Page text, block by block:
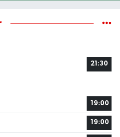
21:30
19:00
19:00